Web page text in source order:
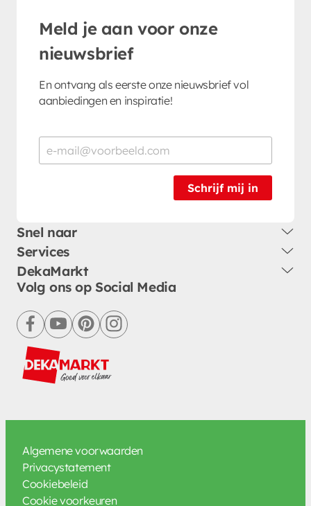
Meld je aan voor onze
nieuwsbrief
En ontvang als eerste onze nieuwsbrief vol
aanbiedingen en inspiratie!
Schrijf mij in
Snel naar
Services
DekaMarkt
Volg ons op Social Media
facebookyoutubepinterestinstagram
Algemene voorwaarden
Privacystatement
Cookiebeleid
Cookie voorkeuren